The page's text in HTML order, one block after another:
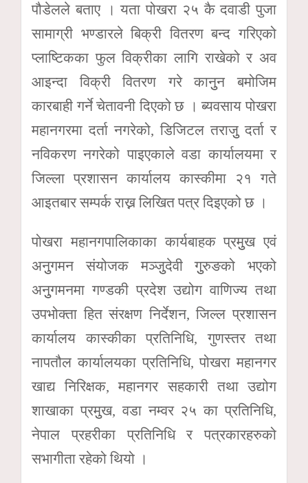
पौडेलले बताए । यता पोखरा २५ कै दवाडी पुजा
सामाग्री भण्डारले बिक्री वितरण बन्द गरिएको
प्लाष्टिकका फुल विक्रीका लागि राखेको र अव
आइन्दा विक्री वितरण गरे कानुुन बमोजिम
कारबाही गर्ने चेतावनी दिएको छ । ब्यवसाय पोखरा
महानगरमा दर्ता नगरेको, डिजिटल तराजुु दर्ता र
नविकरण नगरेको पाइएकाले वडा कार्यालयमा र
जिल्ला प्रशासन कार्यालय कास्कीमा २१ गते
आइतबार सम्पर्क राख्न लिखित पत्र दिइएको छ ।
पोखरा महानगपालिकाका कार्यबाहक प्रमुुख एवं
अनुुगमन संयोजक मञ्जुुदेवी गुुरुङको भएको
अनुुगमनमा गण्डकी प्रदेश उद्योग वाणिज्य तथा
उपभोक्ता हित संरक्षण निर्देशन, जिल्ल प्रशासन
कार्यालय कास्कीका प्रतिनिधि, गुणस्तर तथा
नापतौल कार्यालयका प्रतिनिधि, पोखरा महानगर
खाद्य निरिक्षक, महानगर सहकारी तथा उद्योग
शाखाका प्रमुुख, वडा नम्वर २५ का प्रतिनिधि,
नेपाल प्रहरीका प्रतिनिधि र पत्रकारहरुको
सभागीता रहेको थियो ।